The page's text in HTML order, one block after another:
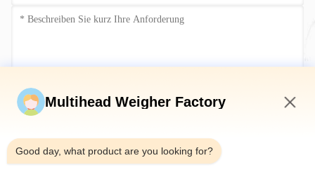
Jetzt einreichen
Multihead Weigher Factory
Good day, what product are you looking for?